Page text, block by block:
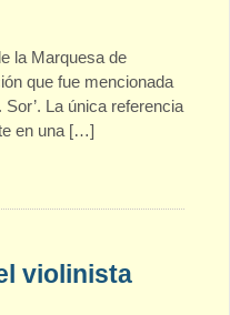
la Marquesa de
que fue mencionada
La única referencia
en una […]
violinista